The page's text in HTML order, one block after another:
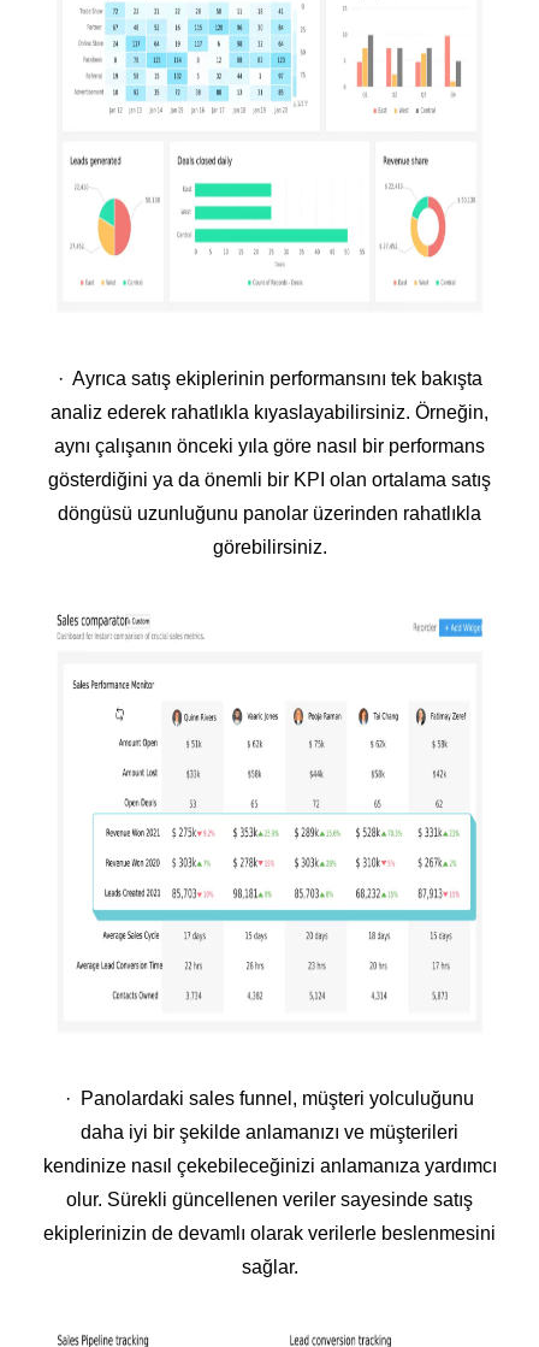
· Ayrıca satış ekiplerinin performansını tek bakışta
analiz ederek rahatlıkla kıyaslayabilirsiniz. Örneğin,
aynı çalışanın önceki yıla göre nasıl bir performans
gösterdiğini ya da önemli bir KPI olan ortalama satış
döngüsü uzunluğunu panolar üzerinden rahatlıkla
görebilirsiniz.
· Panolardaki sales funnel, müşteri yolculuğunu
daha iyi bir şekilde anlamanızı ve müşterileri
kendinize nasıl çekebileceğinizi anlamanıza yardımcı
olur. Sürekli güncellenen veriler sayesinde satış
ekiplerinizin de devamlı olarak verilerle beslenmesini
sağlar.